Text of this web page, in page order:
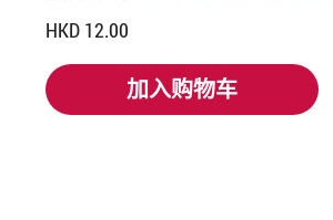
HKD 12.00
加入购物车
加入购物车